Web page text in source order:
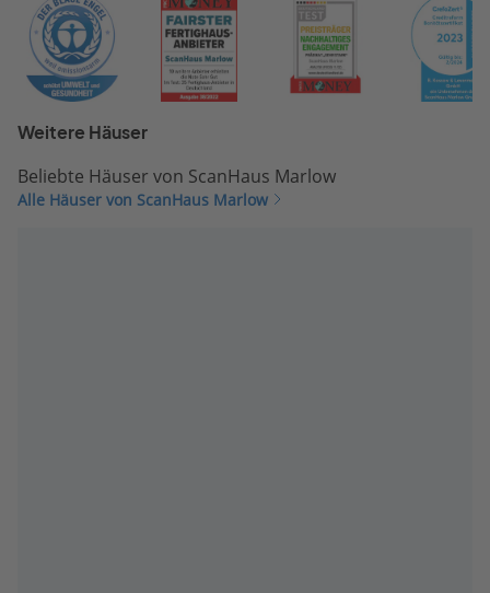
Weitere Häuser
Beliebte Häuser von ScanHaus Marlow
Alle Häuser von ScanHaus Marlow